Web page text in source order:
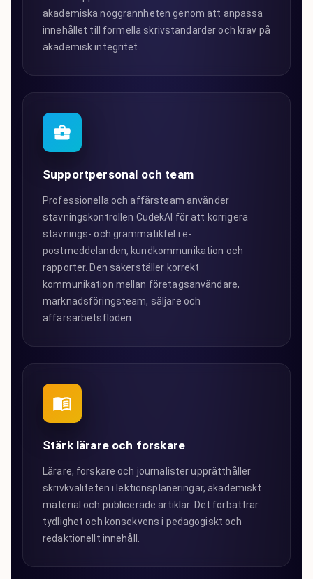
akademiska noggrannheten genom att anpassa
innehållet till formella skrivstandarder och krav på
akademisk integritet.
Supportpersonal och team
Professionella och affärsteam använder
stavningskontrollen CudekAI för att korrigera
stavnings- och grammatikfel i e-
postmeddelanden, kundkommunikation och
rapporter. Den säkerställer korrekt
kommunikation mellan företagsanvändare,
marknadsföringsteam, säljare och
affärsarbetsflöden.
Stärk lärare och forskare
Lärare, forskare och journalister upprätthåller
skrivkvaliteten i lektionsplaneringar, akademiskt
material och publicerade artiklar. Det förbättrar
tydlighet och konsekvens i pedagogiskt och
redaktionellt innehåll.